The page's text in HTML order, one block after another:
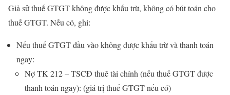
Giả sử thuế GTGT không được khấu trừ, không có bút toán cho
thuế GTGT. Nếu có, ghi:
Nếu thuế GTGT đầu vào không được khấu trừ và thanh toán
ngay:
Nợ TK 212 – TSCĐ thuê tài chính (nếu thuế GTGT được
thanh toán ngay): (giá trị thuế GTGT nếu có)